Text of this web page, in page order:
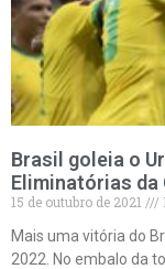
Brasil goleia o
Eliminatórias da
15 de outubro de 2021
Mais uma vitória do
2022. No embalo da